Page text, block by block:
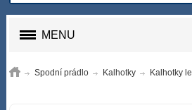
MENU
Spodní prádlo Kalhotky Kalhotky